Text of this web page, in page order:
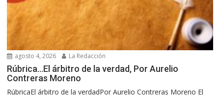
agosto 4, 2026 La Redacción
Rúbrica…El árbitro de la verdad, Por Aurelio
Contreras Moreno
RúbricaEl árbitro de la verdadPor Aurelio Contreras Moreno El